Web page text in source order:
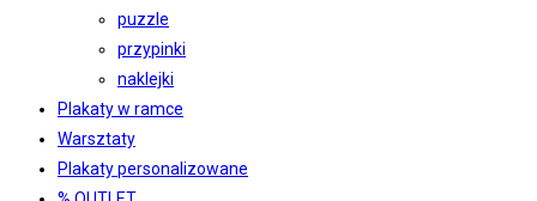
puzzle
przypinki
naklejki
Plakaty w ramce
Warsztaty
Plakaty personalizowane